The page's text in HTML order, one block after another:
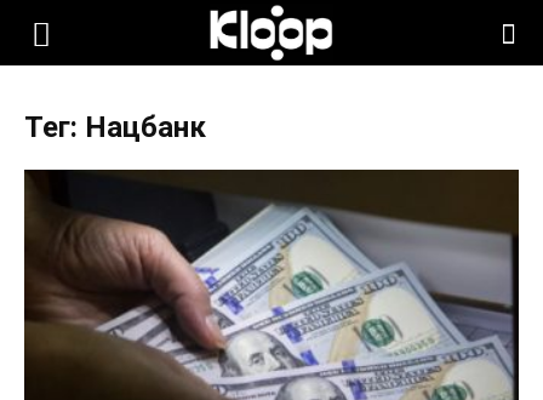
KLOOP.KG
Новости
Кыргызстана
Тег: Нацбанк